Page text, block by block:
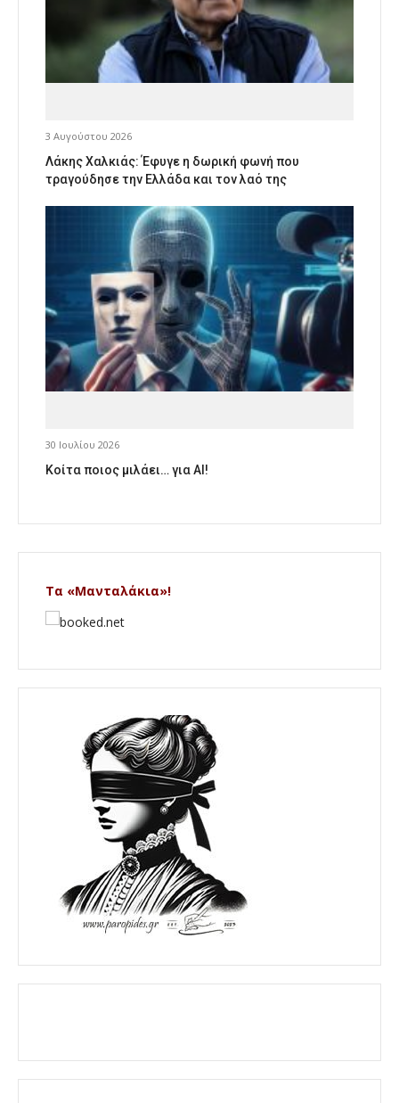
3 Αυγούστου 2026
Λάκης Χαλκιάς: Έφυγε η δωρική φωνή που
τραγούδησε την Ελλάδα και τον λαό της
30 Ιουλίου 2026
Κοίτα ποιος μιλάει… για AI!
Τα «Μανταλάκια»!